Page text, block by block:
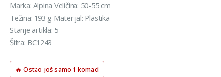
Marka: Alpina Veličina: 50-55 cm
Težina: 193 g Materijal: Plastika
Stanje artikla: 5
Šifra: BC1243
🔥 Ostao još samo 1 komad